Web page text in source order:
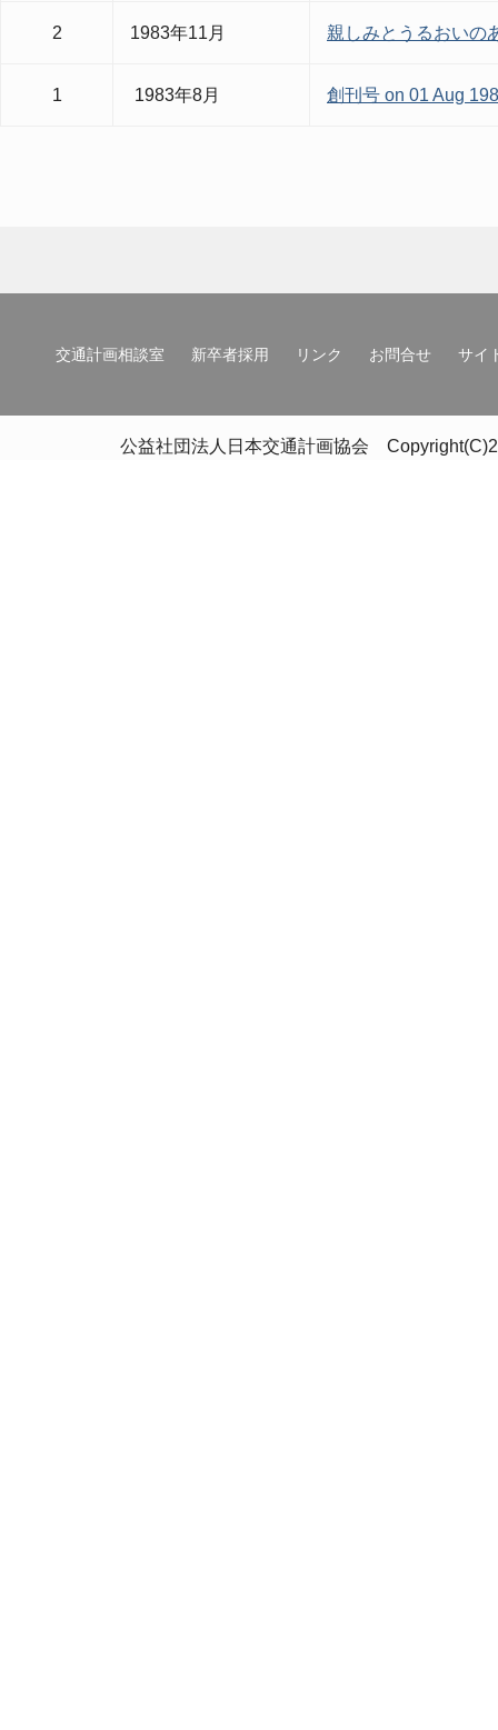
2 1983年11月 親しみとうるおいの
1 1983年8月 創刊号 on 01 Aug
交通計画相談室 新卒者採用 リンク お問合せ サイ
公益社団法人日本交通計画協会